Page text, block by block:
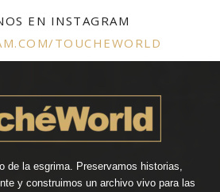
EN INSTAGRAM
TOUCHEWORLD
de la esgrima. Preservamos historias,
y construimos un archivo vivo para las